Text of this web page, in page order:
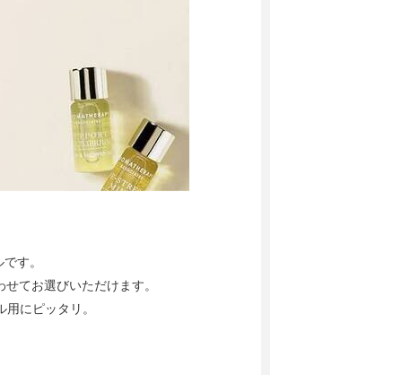
す。
てお選びいただけます。
にピッタリ。